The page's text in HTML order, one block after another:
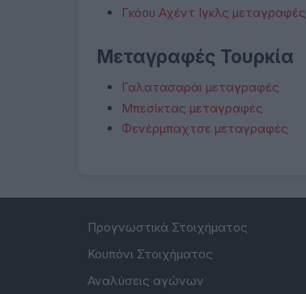
Γκόου Αχέντ Ιγκλς μεταγραφές
Μεταγραφές Τουρκία
Γαλατασαράι μεταγραφές
Μπεσίκτας μεταγραφές
Φενέρμπαχτσε μεταγραφές
Προγνωστικά Στοιχήματος
Κουπόνι Στοιχήματος
Αναλύσεις αγώνων